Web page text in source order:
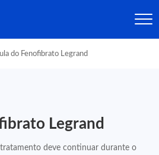
do Fenofibrato Legrand
Legrand
deve continuar durante o